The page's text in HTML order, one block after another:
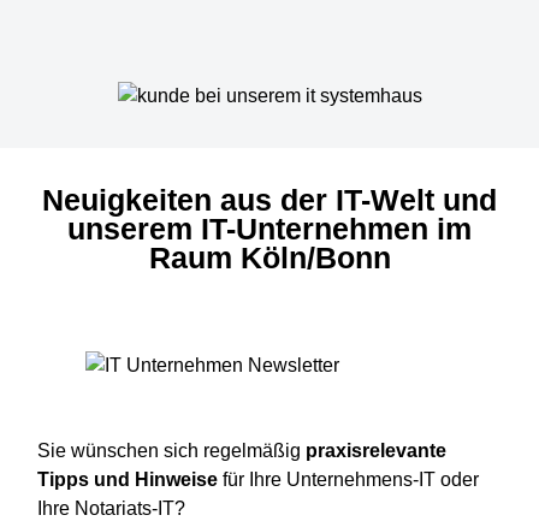
Neuigkeiten aus der IT-Welt und
unserem IT-Unternehmen im
Raum Köln/Bonn
Sie wünschen sich regelmäßig praxisrelevante
Tipps und Hinweise für Ihre Unternehmens-IT oder
Ihre Notariats-IT?